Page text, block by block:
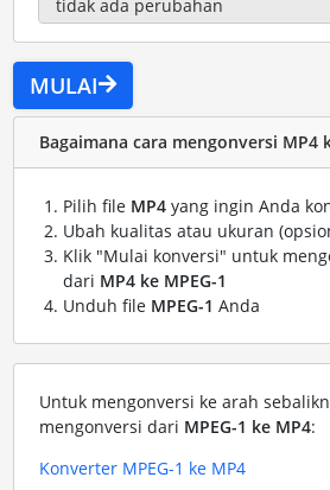
MULAI
Bagaimana cara mengonversi MP4
Pilih file MP4yang ingin Anda
Ubah kualitas atau ukuran
Klik "Mulai konversi" untuk
dari MP4 ke MPEG-1
Unduh file MPEG-1 Anda
Untuk mengonversi ke arah
mengonversi dari MPEG-1 ke MP4:
Konverter MPEG-1 ke MP4